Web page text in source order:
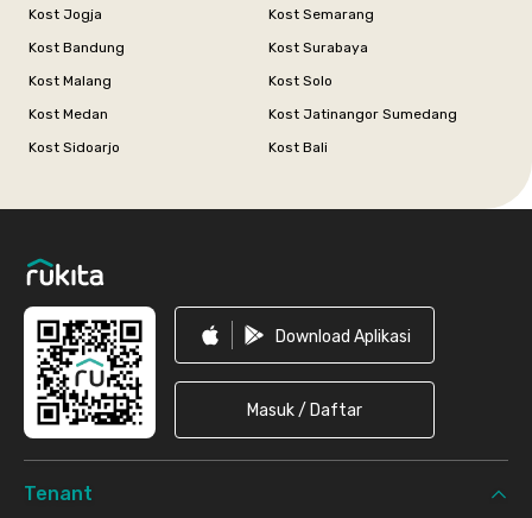
Kost Jogja
Kost Semarang
Kost Bandung
Kost Surabaya
Kost Malang
Kost Solo
Kost Medan
Kost Jatinangor Sumedang
Kost Sidoarjo
Kost Bali
Download Aplikasi
Masuk / Daftar
Tenant